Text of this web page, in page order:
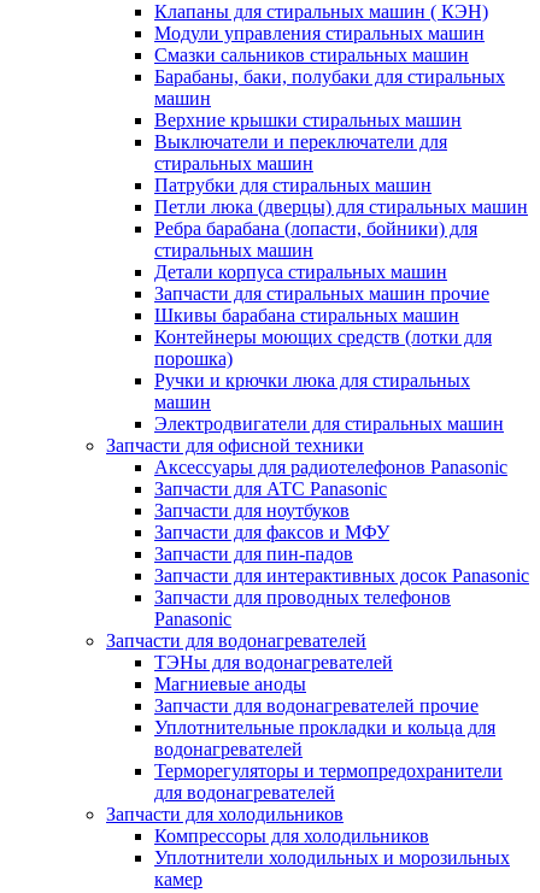
Клапаны для стиральных машин ( КЭН)
Модули управления стиральных машин
Смазки сальников стиральных машин
Барабаны, баки, полубаки для стиральных
машин
Верхние крышки стиральных машин
Выключатели и переключатели для
стиральных машин
Патрубки для стиральных машин
Петли люка (дверцы) для стиральных машин
Ребра барабана (лопасти, бойники) для
стиральных машин
Детали корпуса стиральных машин
Запчасти для стиральных машин прочие
Шкивы барабана стиральных машин
Контейнеры моющих средств (лотки для
порошка)
Ручки и крючки люка для стиральных
машин
Электродвигатели для стиральных машин
Запчасти для офисной техники
Аксессуары для радиотелефонов Panasonic
Запчасти для АТС Panasonic
Запчасти для ноутбуков
Запчасти для факсов и МФУ
Запчасти для пин-падов
Запчасти для интерактивных досок Panasonic
Запчасти для проводных телефонов
Panasonic
Запчасти для водонагревателей
ТЭНы для водонагревателей
Магниевые аноды
Запчасти для водонагревателей прочие
Уплотнительные прокладки и кольца для
водонагревателей
Терморегуляторы и термопредохранители
для водонагревателей
Запчасти для холодильников
Компрессоры для холодильников
Уплотнители холодильных и морозильных
камер